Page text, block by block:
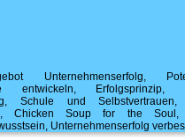
Unternehmenserfolg,
entwickeln, Erfolgsprinzip,
Schule und
Chicken Soup for the Soul,
Unternehmenserfolg